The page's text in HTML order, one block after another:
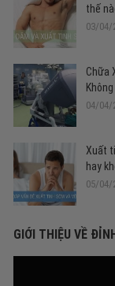
thế
03/04/
Chữa
04/04/
Xuất
hay
05/04/
GIỚI THIỆU VỀ